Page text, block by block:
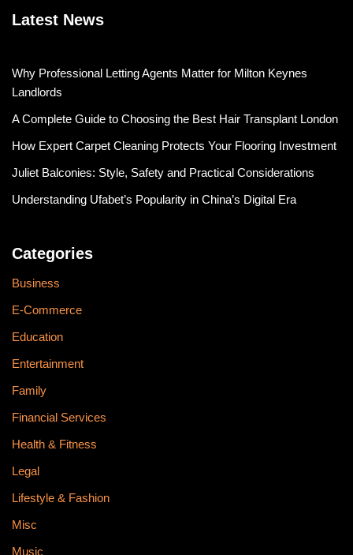
Latest News
Why Professional Letting Agents Matter for Milton Keynes
Landlords
A Complete Guide to Choosing the Best Hair Transplant London
How Expert Carpet Cleaning Protects Your Flooring Investment
Juliet Balconies: Style, Safety and Practical Considerations
Understanding Ufabet’s Popularity in China’s Digital Era
Categories
Business
E-Commerce
Education
Entertainment
Family
Financial Services
Health & Fitness
Legal
Lifestyle & Fashion
Misc
Music